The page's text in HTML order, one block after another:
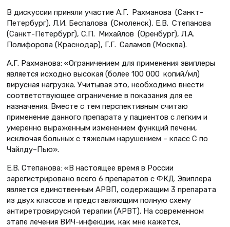
В дискуссии приняли участие А.Г. Рахмано­ва (Санкт-
Петербург), Л.И. Беспа­лова (Смоленск), Е.В. Степанова
(Санкт-Петербург), С.П. Михай­лов (Оренбург), Л.А.
Полифорова (Краснодар), Г.Г. Сала­мов (Москва).
А.Г. Рахманова: «Ограничением для применения эвиплеры
является исходно высокая (более 100 000 копий/мл)
вирусная нагрузка. Учитывая это, необходимо внести
соответствующее ограничение в показания для ее
назначения. Вместе с тем перспективным считаю
применение данного препарата у пациентов с легким и
умеренно выраженным изменением функций печени,
исключая больных с тяжелым нарушением – класс С по
Чайлду–Пью».
Е.В. Степанова: «В настоящее время в России
зарегистрировано всего 6 препаратов с ФКД. Эвиплера
является единственным АРВП, содержащим 3 препарата
из двух классов и представляющим полную схему
антиретровирусной терапии (АРВТ). На современном
этапе лечения ВИЧ-инфекции, как мне кажется,